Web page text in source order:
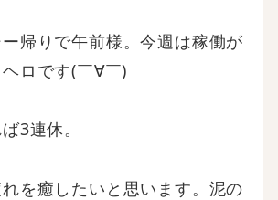
帰りで午前様。今週は稼働が
ロです(￣∀￣)
3連休。
を癒したいと思います。泥の